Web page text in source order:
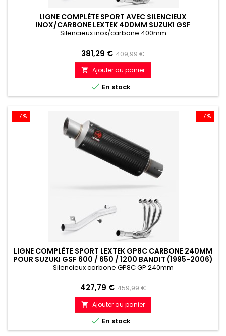
LIGNE COMPLÈTE SPORT AVEC SILENCIEUX
INOX/CARBONE LEXTEK 400MM SUZUKI GSF
600/650/1200 BANDIT (95-06)
Silencieux inox/carbone 400mm
Prix
381,29 € Prix
de
référence
409,99 €
 Ajouter au panier
 En stock
-7%
-7%
LIGNE COMPLÈTE SPORT LEXTEK GP8C CARBONE 240MM
POUR SUZUKI GSF 600 / 650 / 1200 BANDIT (1995-2006)
Silencieux carbone GP8C GP 240mm
Prix
427,79 € Prix
de
référence
459,99 €
 Ajouter au panier
 En stock